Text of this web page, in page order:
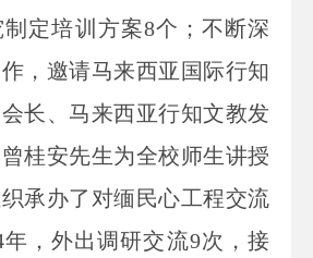
定培训方案8个；不断深
，邀请马来西亚国际行知
长、马来西亚行知文教发
桂安先生为全校师生讲授
承办了对缅民心工程交流
年，外出调研交流9次，接